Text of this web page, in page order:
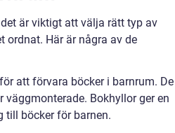
är viktigt att välja rätt typ av
ordnat. Här är några av de
att förvara böcker i barnrum. De
Bokhyllor ger en
till böcker för barnen.